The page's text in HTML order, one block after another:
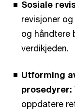
Sosiale
revisjoner
og håndtere
verdikjeden.
Utforming
prosedyrer:
oppdatere